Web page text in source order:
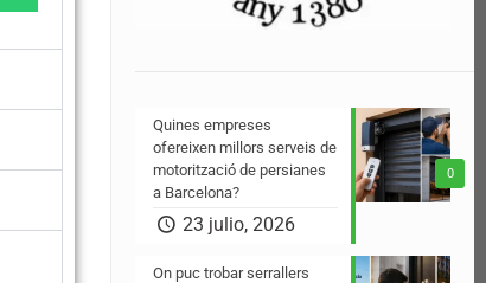
0
Quines empreses
ofereixen millors serveis de
motorització de persianes
a Barcelona?
23 julio, 2026
On puc trobar serrallers